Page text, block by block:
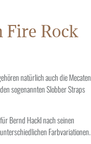
Fire Rock
natürlich auch die Mecaten
sogenannten Slobber Straps
Bernd Hackl nach seinen
Farbvariationen.